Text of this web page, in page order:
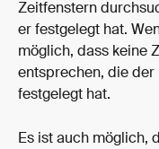
Zeitfenstern
er festgelegt hat.
möglich, dass keine
entsprechen, die der
festgelegt hat.
Es ist auch möglich,